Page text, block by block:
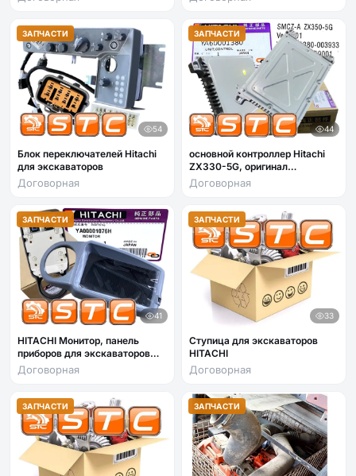
ZX180LCN-5G, JCB JS160W,
ЗАПЧАСТИ
54
Блок переключателей Hitachi
для экскаваторов
Договорная
ЗАПЧАСТИ
44
основной контроллер Hitachi
ZX330-5G, оригинал
LYA60001380
Договорная
ЗАПЧАСТИ
41
HITACHI Монитор, панель
приборов для экскаваторов
Hitachi
Договорная
ЗАПЧАСТИ
33
Ступица для экскаваторов
HITACHI
Договорная
ЗАПЧАСТИ ЗАПЧАСТИ